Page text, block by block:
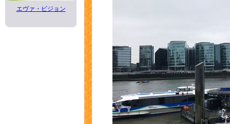
エヴァ・ビジョン